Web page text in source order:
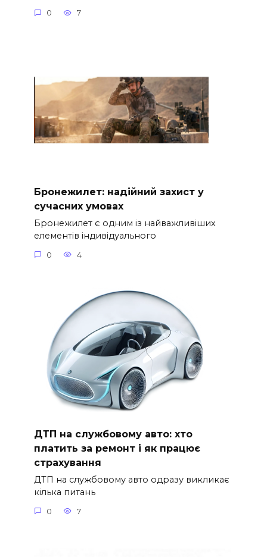
0 7
Бронежилет: надійний захист у
сучасних умовах
Бронежилет є одним із найважливіших
елементів індивідуального
0 4
ДТП на службовому авто: хто
платить за ремонт і як працює
страхування
ДТП на службовому авто одразу викликає
кілька питань
0 7